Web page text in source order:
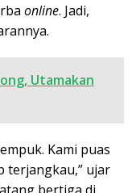
online. Jadi,
Utamakan
Kami puas
terjangkau,” ujar